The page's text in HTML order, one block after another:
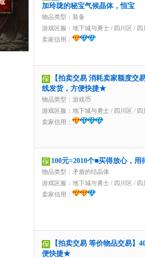
加玲珑的秘宝气候晶体，恒宝
物品类型：装备
游戏区服： 地下城与勇士 / 四川区 / 四
卖家信用：
【拍卖交易 消耗卖家额度交
线发货，方便快捷★
物品类型：游戏币
游戏区服： 地下城与勇士 / 四川区 / 四
卖家信用：
100元=2010个■买得放心，
物品类型：矛盾的结晶体
游戏区服： 地下城与勇士 / 四川区 / 四
卖家信用：
【拍卖交易 等价物品交易】
便快捷★